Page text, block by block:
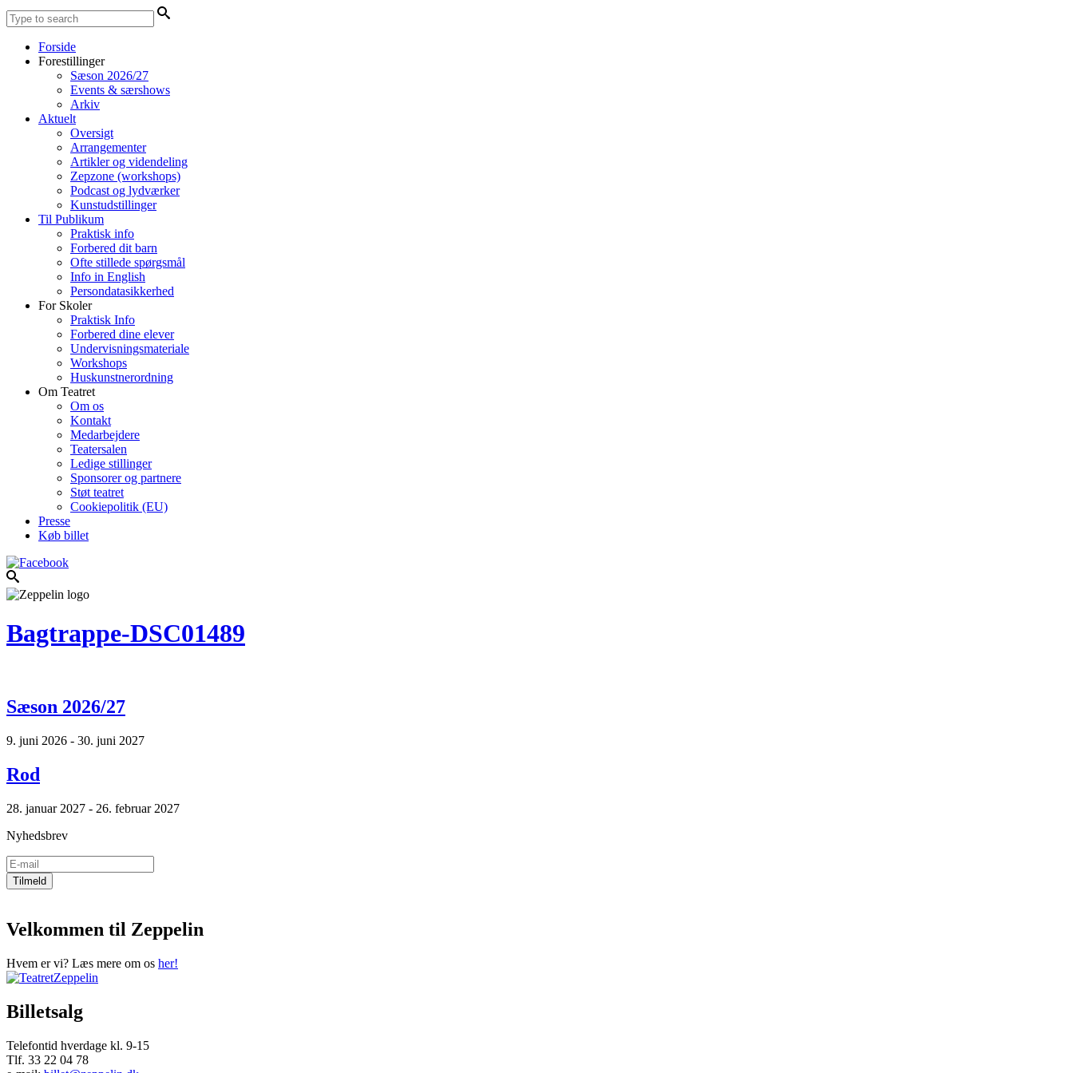
Forside
Forestillinger
Sæson 2026/27
Events & særshows
Arkiv
Aktuelt
Oversigt
Arrangementer
Artikler og videndeling
Zepzone (workshops)
Podcast og lydværker
Kunstudstillinger
Til Publikum
Praktisk info
Forbered dit barn
Ofte stillede spørgsmål
Info in English
Persondatasikkerhed
For Skoler
Praktisk Info
Forbered dine elever
Undervisningsmateriale
Workshops
Huskunstnerordning
Om Teatret
Om os
Kontakt
Medarbejdere
Teatersalen
Ledige stillinger
Sponsorer og partnere
Støt teatret
Cookiepolitik (EU)
Presse
Køb billet
Bagtrappe-DSC01489
Sæson 2026/27
9. juni 2026 - 30. juni 2027
Rod
28. januar 2027 - 26. februar 2027
Nyhedsbrev
Velkommen til Zeppelin
Hvem er vi? Læs mere om os her!
Billetsalg
Telefontid hverdage kl. 9-15
Tlf. 33 22 04 78